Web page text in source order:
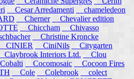
Cesar Arredamenti
chameledeon
Cherner
Chevalier edition
Chiccham
Chivasso
Christine Kroncke
CINIER CiniNils
Citygarten
Claybrook Interiors Ltd.
Clou
Cocomosaic
Cocoon Fires
Cole Colebrook
colect